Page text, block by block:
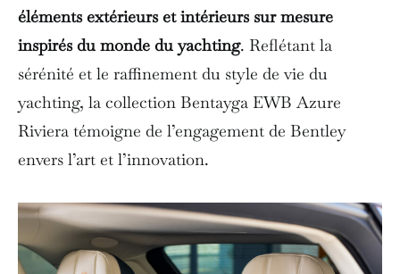
éléments extérieurs et intérieurs sur mesure
inspirés du monde du yachting. Reflétant la
sérénité et le raffinement du style de vie du
yachting, la collection Bentayga EWB Azure
Riviera témoigne de l’engagement de Bentley
envers l’art et l’innovation.